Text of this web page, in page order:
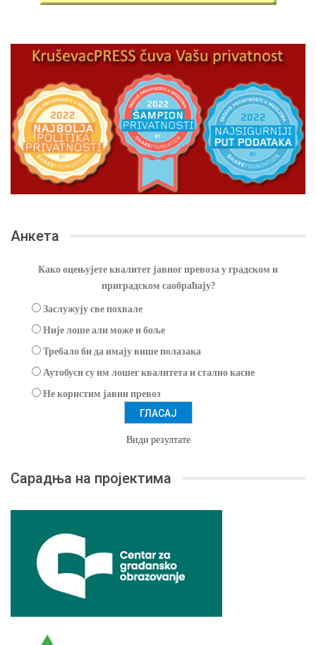
Анкета
Како оцењујете квалитет јавног превоза у градском и
приградском саобраћају?
Заслужују све похвале
Није лоше али може и боље
Требало би да имају више полазака
Аутобуси су им лошег квалитета и стално касне
Не користим јавни превоз
Види резултате
Сарадња на пројектима